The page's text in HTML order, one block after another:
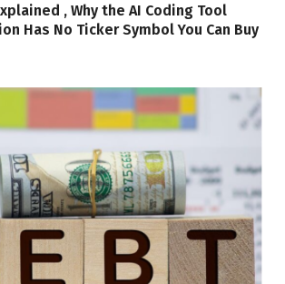
, Why the AI Coding Tool
Has No Ticker Symbol You Can Buy